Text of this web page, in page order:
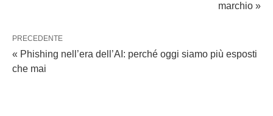
marchio »
PRECEDENTE
« Phishing nell’era dell’AI: perché oggi siamo più esposti
che mai